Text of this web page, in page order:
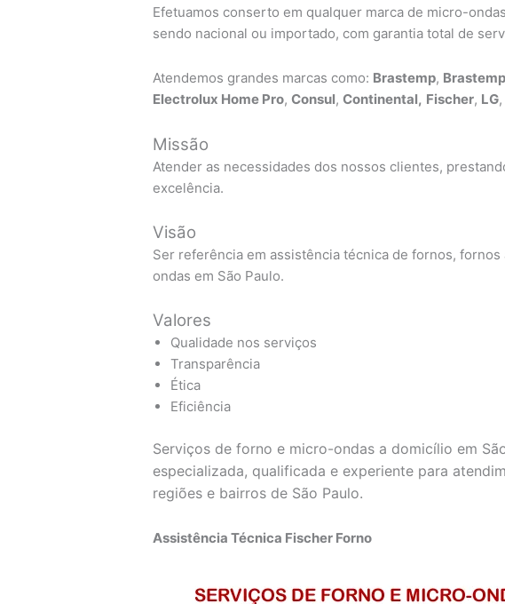
Efetuamos conserto em qualquer marca de micro-
sendo nacional ou importado, com garantia total de
Atendemos grandes marcas como: Brastemp,
Electrolux Home Pro,Consul,Continental, Fischer, LG
Missão
Atender as necessidades dos nossos clientes,
excelência.
Visão
Ser referência em assistência técnica de fornos,
ondas em São Paulo.
Valores
Qualidade nos serviços
Transparência
Ética
Eficiência
Serviços de forno e micro-ondas a domicílio em
especializada, qualificada e experiente para
regiões e bairros de São Paulo.
Assistência Técnica Fischer Forno